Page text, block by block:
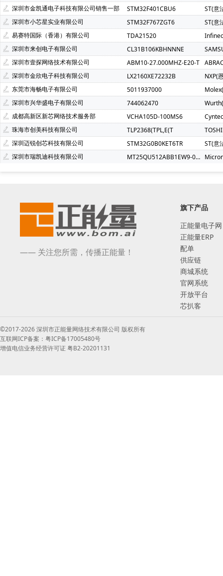
深圳市金凯通电子科技有限公司销售一部
STM32F401CBU6
ST(意
深圳市小芯星实业有限公司
STM32F767ZGT6
ST(意
易赛特国际（香港）有限公司
TDA21520
深圳市来创电子有限公司
CL31B106KBHNNNE
深圳市壹探网络技术有限公司
ABM10-27.000MHZ-E20-T
深圳市金欣电子科技有限公司
LX2160XE72232B
NXP(
东莞市海畅电子有限公司
5011937000
深圳市兴华盛电子有限公司
744062470
成都高新区新芯网络技术服务部
VCHA105D-100MS6
珠海市创美科技有限公司
TLP2368(TPL,E(T
深圳迈锐创芯科技有限公司
STM32G0B0KET6TR
ST(意
深圳市瑞凯迪科技有限公司
MT25QU512ABB1EW9-0SIT
—— 关注您所需，传播正能量！
旗下产品
正能量电子网
正能量ERP
配单
供应链
商城系统
官网系统
开放平台
芯扒客
©2017-2026 深圳市正能量网络技术有限公司 版权所有
互联网ICP备案：粤ICP备17005480号
增值电信业务经营许可证 粤B2-20201131